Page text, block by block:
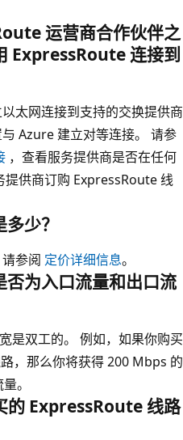
运营商合作伙伴之
ExpressRoute 连接到
太网连接到支持的交换提供商
Azure 建立对等连接。 请参
，查看服务提供商是否在任何
提供商订购 ExpressRoute 线
少？
参阅 定价详细信息。
为入口流量和出口流
是双工的。 例如，如果你购买
，那么你将获得 200 Mbps 的
。
的 ExpressRoute 线路